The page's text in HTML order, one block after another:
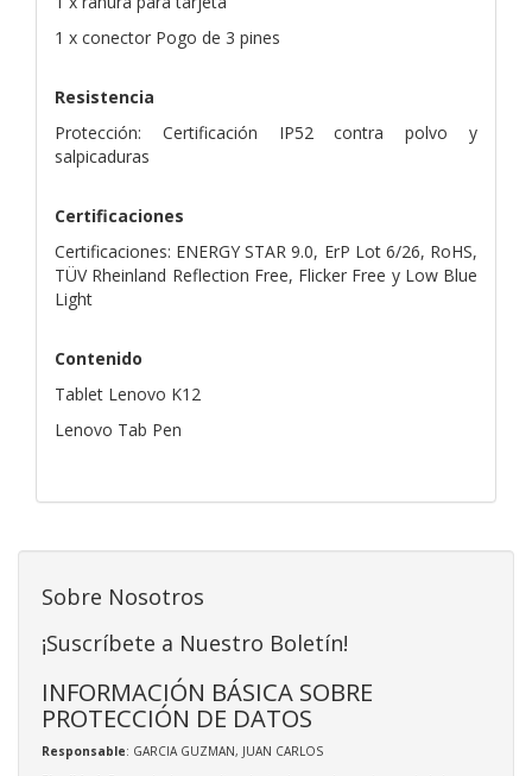
1 x conector Pogo de 3 pines
Resistencia
Protección: Certificación IP52 contra polvo y
salpicaduras
Certificaciones
Certificaciones: ENERGY STAR 9.0, ErP Lot 6/26, RoHS,
TÜV Rheinland Reflection Free, Flicker Free y Low Blue
Light
Contenido
Tablet Lenovo K12
Lenovo Tab Pen
Sobre Nosotros
¡Suscríbete a Nuestro Boletín!
INFORMACIÓN BÁSICA SOBRE
PROTECCIÓN DE DATOS
Responsable: GARCIA GUZMAN, JUAN CARLOS